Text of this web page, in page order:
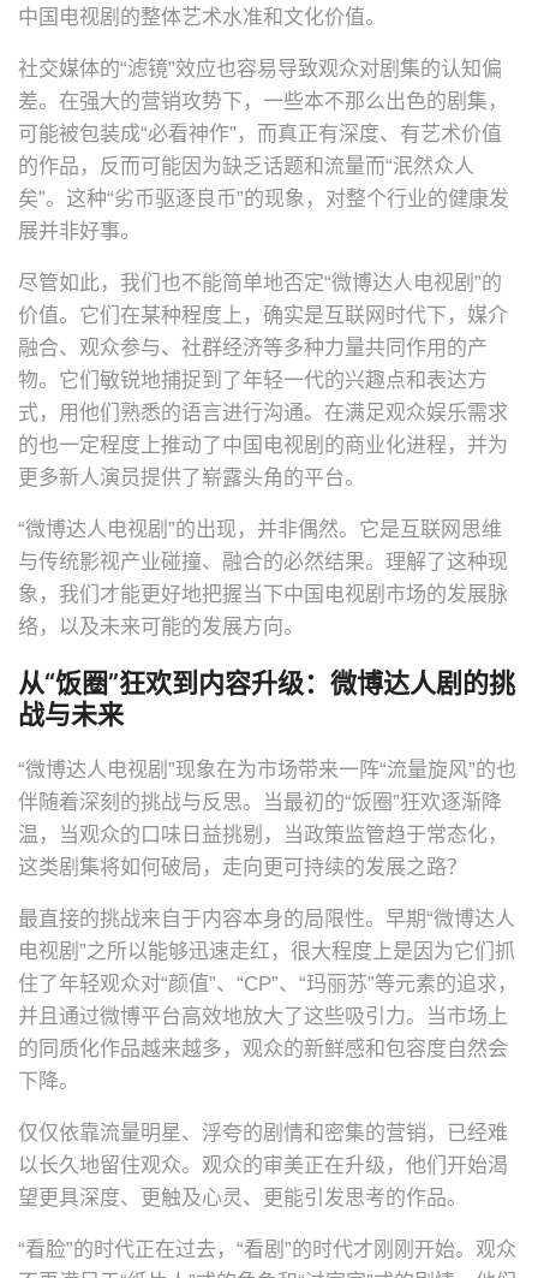
中国电视剧的整体艺术水准和文化价值。
社交媒体的“滤镜”效应也容易导致观众对剧集的认知偏
差。在强大的营销攻势下，一些本不那么出色的剧集，
可能被包装成“必看神作”，而真正有深度、有艺术价值
的作品，反而可能因为缺乏话题和流量而“泯然众人
矣”。这种“劣币驱逐良币”的现象，对整个行业的健康发
展并非好事。
尽管如此，我们也不能简单地否定“微博达人电视剧”的
价值。它们在某种程度上，确实是互联网时代下，媒介
融合、观众参与、社群经济等多种力量共同作用的产
物。它们敏锐地捕捉到了年轻一代的兴趣点和表达方
式，用他们熟悉的语言进行沟通。在满足观众娱乐需求
的也一定程度上推动了中国电视剧的商业化进程，并为
更多新人演员提供了崭露头角的平台。
“微博达人电视剧”的出现，并非偶然。它是互联网思维
与传统影视产业碰撞、融合的必然结果。理解了这种现
象，我们才能更好地把握当下中国电视剧市场的发展脉
络，以及未来可能的发展方向。
从“饭圈”狂欢到内容升级：微博达人剧的挑
战与未来
“微博达人电视剧”现象在为市场带来一阵“流量旋风”的也
伴随着深刻的挑战与反思。当最初的“饭圈”狂欢逐渐降
温，当观众的口味日益挑剔，当政策监管趋于常态化，
这类剧集将如何破局，走向更可持续的发展之路？
最直接的挑战来自于内容本身的局限性。早期“微博达人
电视剧”之所以能够迅速走红，很大程度上是因为它们抓
住了年轻观众对“颜值”、“CP”、“玛丽苏”等元素的追求，
并且通过微博平台高效地放大了这些吸引力。当市场上
的同质化作品越来越多，观众的新鲜感和包容度自然会
下降。
仅仅依靠流量明星、浮夸的剧情和密集的营销，已经难
以长久地留住观众。观众的审美正在升级，他们开始渴
望更具深度、更触及心灵、更能引发思考的作品。
“看脸”的时代正在过去，“看剧”的时代才刚刚开始。观众